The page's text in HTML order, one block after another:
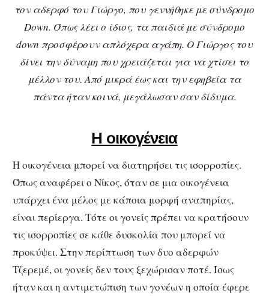
τον αδερφό του Γιώργο, που γεννήθηκε με σύνδρομο
Down. Όπως λέει ο ίδιος, τα παιδιά με σύνδρομο
down προσφέρουν απλόχερα αγάπη. Ο Γιώργος του
δίνει την δύναμη που χρειάζεται για να χτίσει το
μέλλον του. Από μικρά έως και την εφηβεία τα
πάντα ήταν κοινά, μεγάλωσαν σαν δίδυμα.
Η οικογένεια
Η οικογένεια μπορεί να διατηρήσει τις ισορροπίες.
Όπως αναφέρει ο Νίκος, όταν σε μια οικογένεια
υπάρχει ένα μέλος με κάποια μορφή αναπηρίας,
είναι περίεργα. Τότε οι γονείς πρέπει να κρατήσουν
τις ισορροπίες σε κάθε δυσκολία που μπορεί να
προκύψει. Στην περίπτωση των δυο αδερφών
Τζερεμέ, οι γονείς δεν τους ξεχώρισαν ποτέ. Ίσως
ήταν και η αντιμετώπιση των γονέων η οποία έφερε